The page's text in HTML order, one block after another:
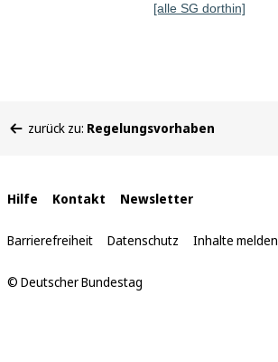
[alle SG dorthin]
befinden
zurück zu: Regelungsvorhaben
Interne
Links
Hilfe Kontakt Newsletter
Barrierefreiheit Datenschutz Inhalte melden
© Deutscher Bundestag